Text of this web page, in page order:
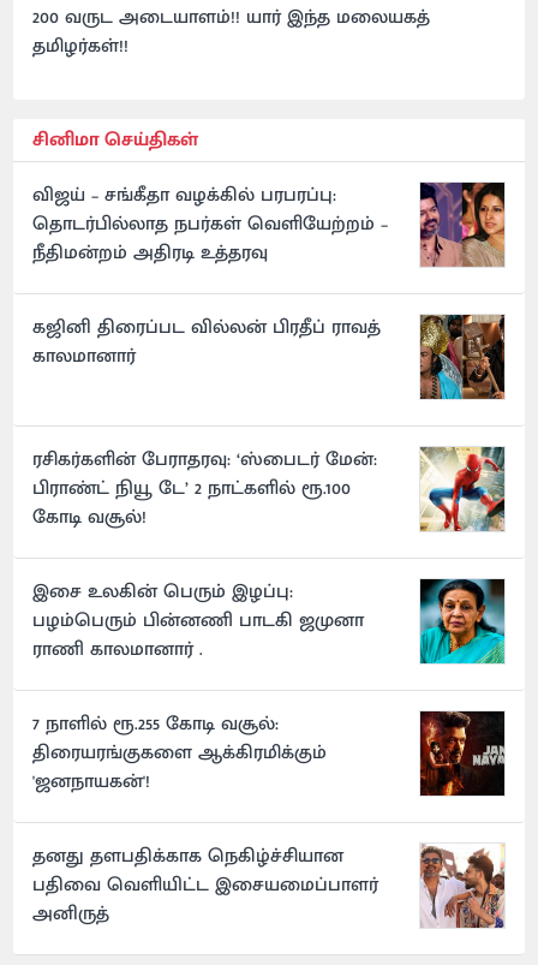
200 வருட அடையாளம்!! யார் இந்த மலையகத்
தமிழர்கள்!!
சினிமா செய்திகள்
விஜய் – சங்கீதா வழக்கில் பரபரப்பு:
தொடர்பில்லாத நபர்கள் வெளியேற்றம் –
நீதிமன்றம் அதிரடி உத்தரவு
கஜினி திரைப்பட வில்லன் பிரதீப் ராவத்
காலமானார்
ரசிகர்களின் பேராதரவு: ‘ஸ்பைடர் மேன்:
பிராண்ட் நியூ டே’ 2 நாட்களில் ரூ.100
கோடி வசூல்!
இசை உலகின் பெரும் இழப்பு:
பழம்பெரும் பின்னணி பாடகி ஜமுனா
ராணி காலமானார் .
7 நாளில் ரூ.255 கோடி வசூல்:
திரையரங்குகளை ஆக்கிரமிக்கும்
'ஜனநாயகன்'!
தனது தளபதிக்காக நெகிழ்ச்சியான
பதிவை வெளியிட்ட இசையமைப்பாளர்
அனிருத்